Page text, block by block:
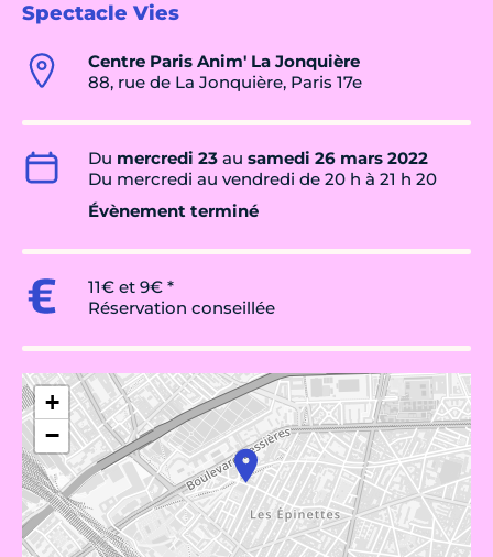
Spectacle Vies
Centre Paris Anim' La Jonquière
88, rue de La Jonquière, Paris 17e
Du mercredi 23 au samedi 26 mars 2022
Du mercredi au vendredi de 20 h à 21 h 20
Évènement terminé
11€ et 9€ *
Réservation conseillée
+
−